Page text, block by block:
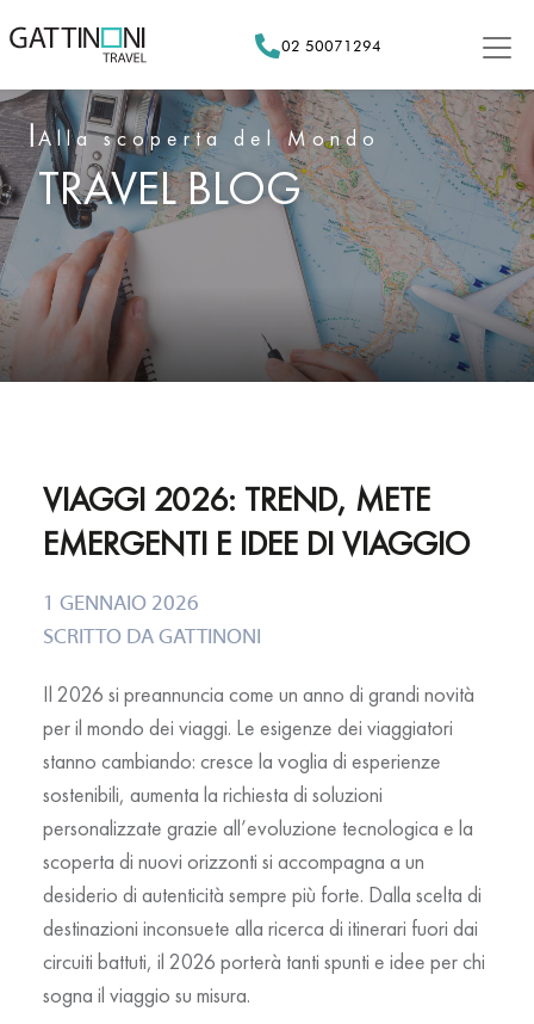
to
02 50071294
Alla scoperta del Mondo
TRAVEL BLOG
VIAGGI 2026: TREND, METE
EMERGENTI E IDEE DI VIAGGIO
1 GENNAIO 2026
SCRITTO DAGATTINONI
Il 2026 si preannuncia come un anno di grandi novità
per il mondo dei viaggi. Le esigenze dei viaggiatori
stanno cambiando: cresce la voglia di esperienze
sostenibili, aumenta la richiesta di soluzioni
personalizzate grazie all’evoluzione tecnologica e la
scoperta di nuovi orizzonti si accompagna a un
desiderio di autenticità sempre più forte. Dalla scelta di
destinazioni inconsuete alla ricerca di itinerari fuori dai
circuiti battuti, il 2026 porterà tanti spunti e idee per chi
sogna il viaggio su misura.